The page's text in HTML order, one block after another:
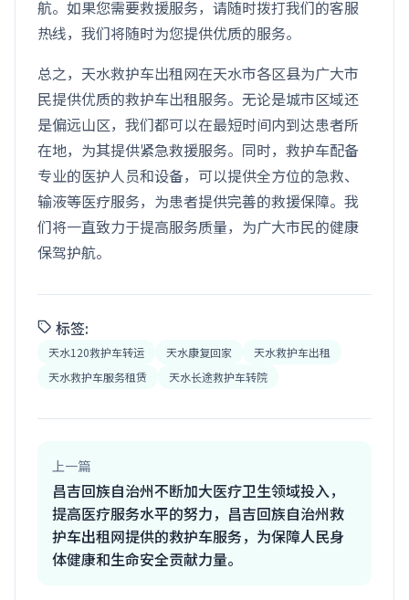
航。如果您需要救援服务，请随时拨打我们的客服
热线，我们将随时为您提供优质的服务。
总之，天水救护车出租网在天水市各区县为广大市
民提供优质的救护车出租服务。无论是城市区域还
是偏远山区，我们都可以在最短时间内到达患者所
在地，为其提供紧急救援服务。同时，救护车配备
专业的医护人员和设备，可以提供全方位的急救、
输液等医疗服务，为患者提供完善的救援保障。我
们将一直致力于提高服务质量，为广大市民的健康
保驾护航。
标签:
天水120救护车转运 天水康复回家
天水救护车出租
天水救护车服务租赁
天水长途救护车转院
上一篇
昌吉回族自治州不断加大医疗卫生领域投入，
提高医疗服务水平的努力，昌吉回族自治州救
护车出租网提供的救护车服务，为保障人民身
体健康和生命安全贡献力量。